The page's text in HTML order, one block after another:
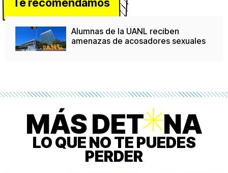
Alumnas de la UANL reciben
amenazas de acosadores sexuales
MÁS DETONA
LO QUE NO TE PUEDES
PERDER